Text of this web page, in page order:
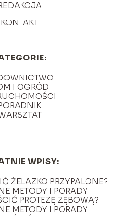
KONTAKT
I OGRÓD
WPISY:
ŻELAZKO PRZYPALONE?
METODY I PORADY
PROTEZĘ ZĘBOWĄ?
METODY I PORADY